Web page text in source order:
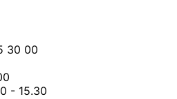
30 00
- 15.30